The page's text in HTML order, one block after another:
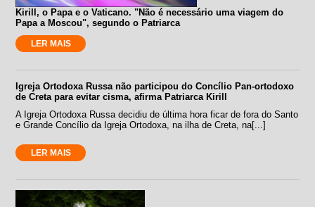
Kirill, o Papa e o Vaticano. "Não é necessário uma viagem do
Papa a Moscou", segundo o Patriarca
LER MAIS
Igreja Ortodoxa Russa não participou do Concílio Pan-ortodoxo
de Creta para evitar cisma, afirma Patriarca Kirill
A Igreja Ortodoxa Russa decidiu de última hora ficar de fora do Santo
e Grande Concílio da Igreja Ortodoxa, na ilha de Creta, na[...]
LER MAIS